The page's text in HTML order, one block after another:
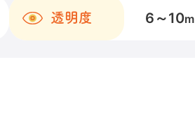
透明度 6～10m